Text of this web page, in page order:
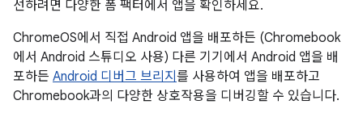
선하려면 다양한 폼 팩터에서 앱을 확인하세요.
ChromeOS에서 직접 Android 앱을 배포하든 (Chromebook
에서 Android 스튜디오 사용) 다른 기기에서 Android 앱을 배
포하든 Android 디버그 브리지 를 사용하여 앱을 배포하고
Chromebook과의 다양한 상호작용을 디버깅할 수 있습니다.